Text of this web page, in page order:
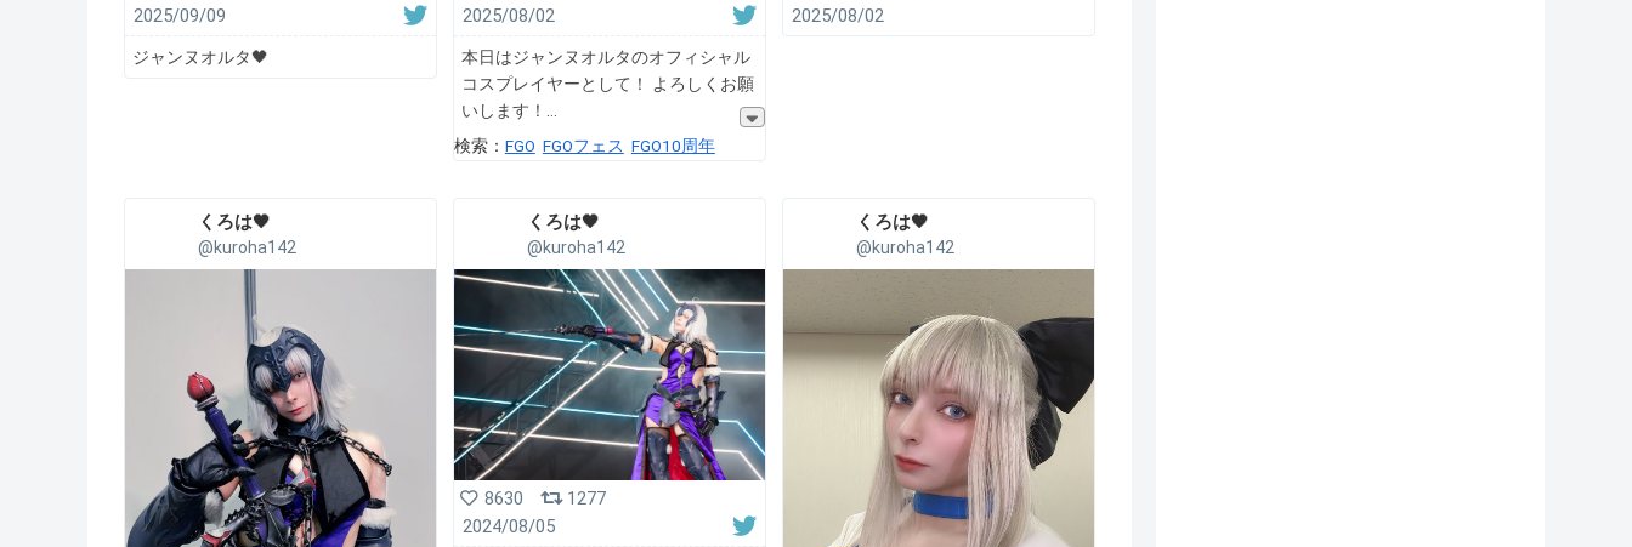
2025/09/09
ジャンヌオルタ🖤
2025/08/02
本日はジャンヌオルタのオフィシャル
コスプレイヤーとして！ よろしくお願
いします！
検索： FGO FGOフェス FGO10周年
2025/08/02
くろは🖤
@kuroha142
くろは🖤
@kuroha142
8630
1277
2024/08/05
くろは🖤
@kuroha142